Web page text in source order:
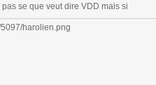
se que veut dire VDD mais si